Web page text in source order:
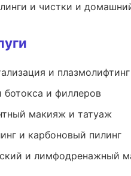
и чистки и
и плазмолифтинг
ботокса и филлеров
макияж и татуаж
и карбоновый пилинг
и лимфодренажный